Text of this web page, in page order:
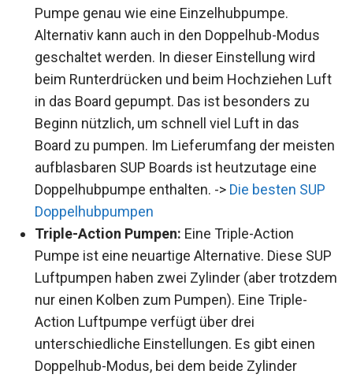
Pumpe genau wie eine Einzelhubpumpe.
Alternativ kann auch in den Doppelhub-Modus
geschaltet werden. In dieser Einstellung wird
beim Runterdrücken und beim Hochziehen Luft
in das Board gepumpt. Das ist besonders zu
Beginn nützlich, um schnell viel Luft in das
Board zu pumpen. Im Lieferumfang der meisten
aufblasbaren SUP Boards ist heutzutage eine
Doppelhubpumpe enthalten. -> Die besten SUP
Doppelhubpumpen
Triple-Action Pumpen: Eine Triple-Action
Pumpe ist eine neuartige Alternative. Diese SUP
Luftpumpen haben zwei Zylinder (aber trotzdem
nur einen Kolben zum Pumpen). Eine Triple-
Action Luftpumpe verfügt über drei
unterschiedliche Einstellungen. Es gibt einen
Doppelhub-Modus, bei dem beide Zylinder